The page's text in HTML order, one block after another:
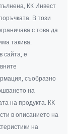
КК Инвест
В този
с това да
такива.
сайта, е
съобразно
на
на продукта. КК
в описанието на
на